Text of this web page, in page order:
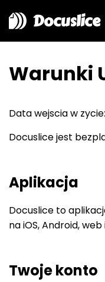
Docuslice
Warunki
Data wejscia w
Docuslice jest
Aplikacja
Docuslice to
na iOS, Android,
Twoje konto